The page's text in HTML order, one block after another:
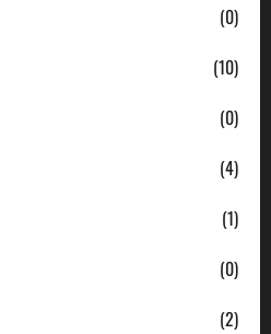
(0)
(10)
(0)
(4)
(1)
(0)
(2)